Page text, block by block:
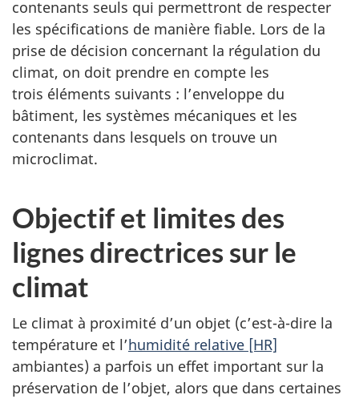
contenants seuls qui permettront de respecter
les spécifications de manière fiable. Lors de la
prise de décision concernant la régulation du
climat, on doit prendre en compte les
trois éléments suivants : l’enveloppe du
bâtiment, les systèmes mécaniques et les
contenants dans lesquels on trouve un
microclimat.
Objectif et limites des
lignes directrices sur le
climat
Le climat à proximité d’un objet (c’est-à-dire la
température et l’humidité relative [HR]
ambiantes) a parfois un effet important sur la
préservation de l’objet, alors que dans certaines